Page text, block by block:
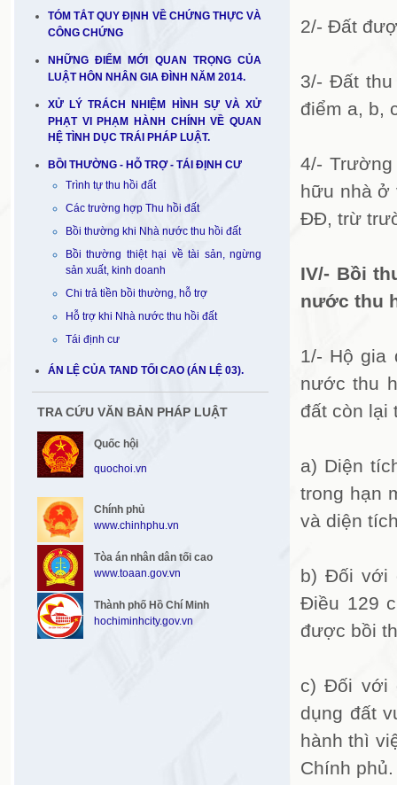
TÓM TẮT QUY ĐỊNH VỀ CHỨNG THỰC VÀ
CÔNG CHỨNG
NHỮNG ĐIỂM MỚI QUAN TRỌNG CỦA
LUẬT HÔN NHÂN GIA ĐÌNH NĂM 2014.
XỬ LÝ TRÁCH NHIỆM HÌNH SỰ VÀ XỬ
PHẠT VI PHẠM HÀNH CHÍNH VỀ QUAN
HỆ TÌNH DỤC TRÁI PHÁP LUẬT.
BỒI THƯỜNG - HỖ TRỢ - TÁI ĐỊNH CƯ
Trình tự thu hồi đất
Các trường hợp Thu hồi đất
Bồi thường khi Nhà nước thu hồi đất
Bồi thường thiệt hại về tài sản, ngừng
sản xuất, kinh doanh
Chi trả tiền bồi thường, hỗ trợ
Hỗ trợ khi Nhà nước thu hồi đất
Tái định cư
ÁN LỆ CỦA TAND TỐI CAO (ÁN LỆ 03).
TRA CỨU VĂN BẢN PHÁP LUẬT
Quốc hội
quochoi.vn
Chính phủ
www.chinhphu.vn
Tòa án nhân dân tối cao
www.toaan.gov.vn
Thành phố Hồ Chí Minh
hochiminhcity.gov.vn
2/- Đất
3/- Đất
điểm a, b,
4/-
hữu nhà ở
ĐĐ, trừ
IV/- Bồi
nước thu
1/- Hộ gia
nước thu
đất còn lại
a) Diện
trong hạn
và diện
b) Đối với
Điều 129
được bồi
c) Đối với
dụng đất
hành thì
Chính phủ.